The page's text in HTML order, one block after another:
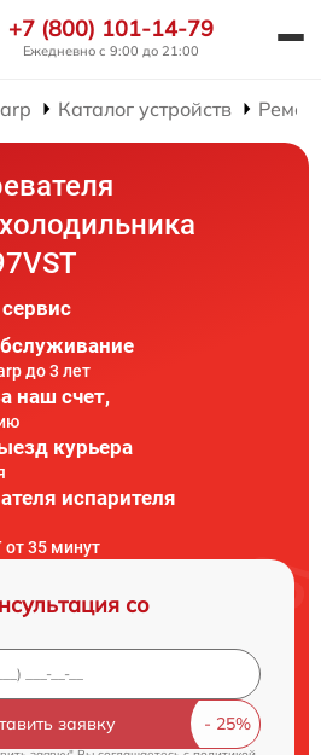
+7 (800) 101-14-79
Ежедневно с 9:00 до 21:00
Каталог устройств
до 3 лет
наш счет,
курьера
испарителя
от 35 минут
со
заявку